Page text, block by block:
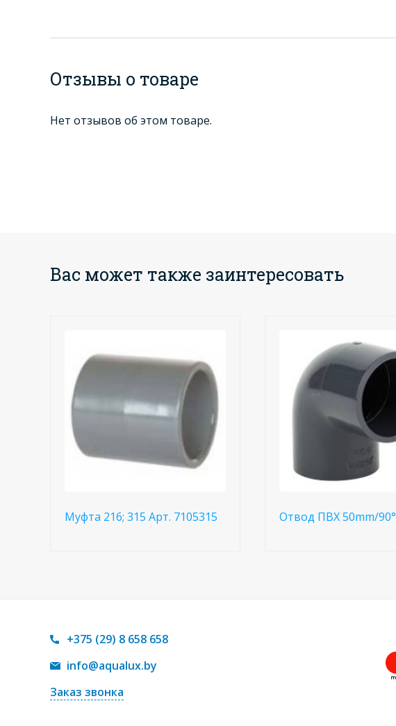
Отзывы о товаре
Нет отзывов об этом товаре.
Вас может также заинтересовать
Муфта 216; 315 Арт. 7105315 Отвод ПВХ 50mm/90°
+375 (29) 8 658 658
info@aqualux.by
Заказ звонка